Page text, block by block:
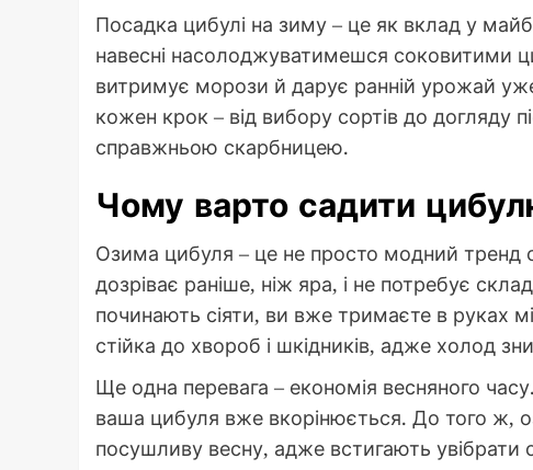
Посадка цибулі на зиму – це як вклад у
навесні насолоджуватимешся соковитими
витримує морози й дарує ранній урожай
кожен крок – від вибору сортів до догляду
справжньою скарбницею.
Чому варто садити
Озима цибуля – це не просто модний тренд
дозріває раніше, ніж яра, і не потребує
починають сіяти, ви вже тримаєте в руках
стійка до хвороб і шкідників, адже холод
Ще одна перевага – економія весняного
ваша цибуля вже вкорінюється. До того ж,
посушливу весну, адже встигають увібрати